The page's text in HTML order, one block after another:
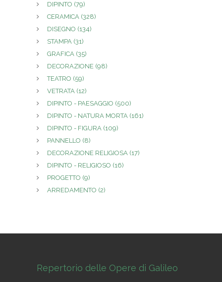
DIPINTO (79)
CERAMICA (328)
DISEGNO (134)
STAMPA (31)
GRAFICA (35)
DECORAZIONE (98)
TEATRO (59)
VETRATA (12)
DIPINTO - PAESAGGIO (500)
DIPINTO - NATURA MORTA (161)
DIPINTO - FIGURA (109)
PANNELLO (8)
DECORAZIONE RELIGIOSA (17)
DIPINTO - RELIGIOSO (16)
PROGETTO (9)
ARREDAMENTO (2)
Repertorio delle Opere di Galileo